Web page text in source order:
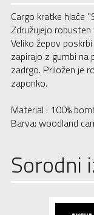
Cargo kratke hlače
Združujejo
Veliko žepov
zapirajo z gumbi na
zadrgo. Priložen je
zaponko.
Material : 100%
Barva: woodland
Sorodni